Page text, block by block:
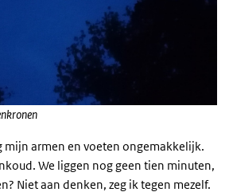
mijn armen en voeten ongemakkelijk.
We liggen nog geen tien minuten,
Niet aan denken, zeg ik tegen mezelf.